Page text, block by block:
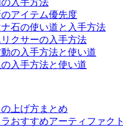
入手方法
アイテム優先度
ナ石の使い道と入手方法
クサーの入手方法
の入手方法と使い道
入手方法と使い道
上げ方まとめ
おすすめアーティファクト